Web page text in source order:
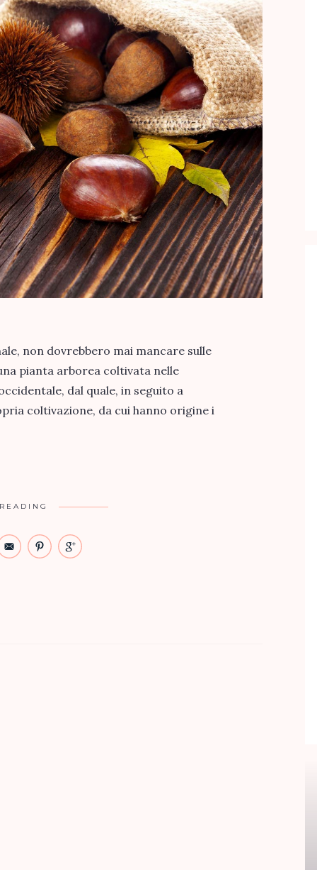
non dovrebbero mai mancare sulle
pianta arborea coltivata nelle
dal quale, in seguito a
coltivazione, da cui hanno origine i